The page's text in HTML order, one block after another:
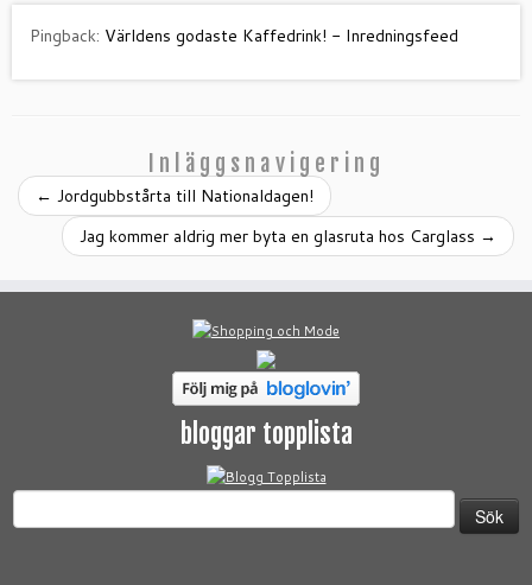
Pingback: Världens godaste Kaffedrink! - Inredningsfeed
Inläggsnavigering
← Jordgubbstårta till Nationaldagen!
Jag kommer aldrig mer byta en glasruta hos Carglass →
bloggar topplista
efter: